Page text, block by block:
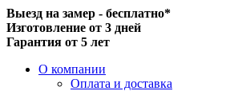
Выезд на замер - бесплатно*
Изготовление от 3 дней
Гарантия от 5 лет
О компании
Оплата и доставка